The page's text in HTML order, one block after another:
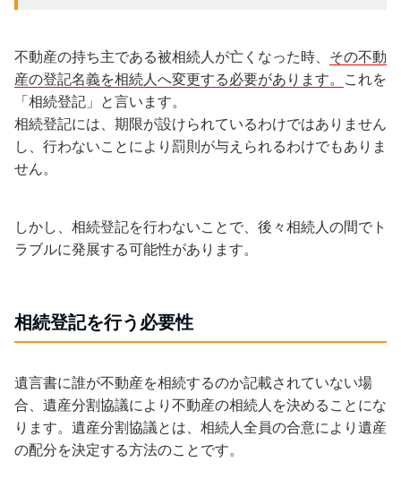
不動産の持ち主である被相続人が亡くなった時、 その不動
産の登記名義を相続人へ変更する必要があります。
これを
「相続登記」と言います。
相続登記には、期限が設けられているわけではありません
し、行わないことにより罰則が与えられるわけでもありま
せん。
しかし、相続登記を行わないことで、後々相続人の間でト
ラブルに発展する可能性があります。
相続登記を行う必要性
遺言書に誰が不動産を相続するのか記載されていない場
合、遺産分割協議により不動産の相続人を決めることにな
ります。遺産分割協議とは、相続人全員の合意により遺産
の配分を決定する方法のことです。